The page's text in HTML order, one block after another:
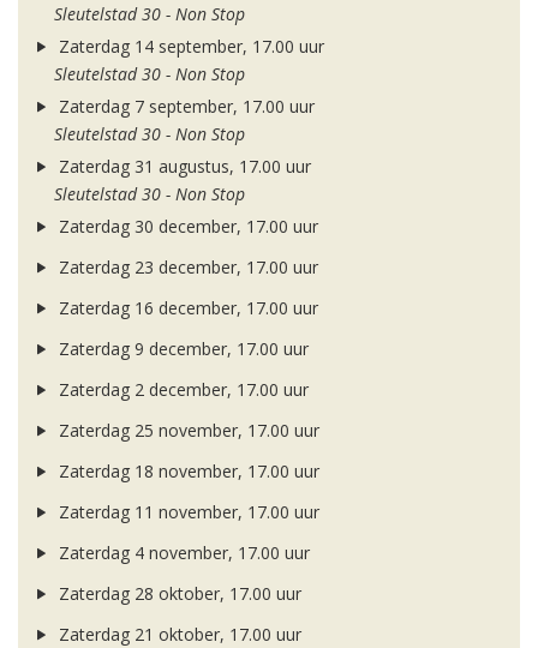
Sleutelstad 30 - Non Stop
Zaterdag 14 september, 17.00 uur
Sleutelstad 30 - Non Stop
Zaterdag 7 september, 17.00 uur
Sleutelstad 30 - Non Stop
Zaterdag 31 augustus, 17.00 uur
Sleutelstad 30 - Non Stop
Zaterdag 30 december, 17.00 uur
Zaterdag 23 december, 17.00 uur
Zaterdag 16 december, 17.00 uur
Zaterdag 9 december, 17.00 uur
Zaterdag 2 december, 17.00 uur
Zaterdag 25 november, 17.00 uur
Zaterdag 18 november, 17.00 uur
Zaterdag 11 november, 17.00 uur
Zaterdag 4 november, 17.00 uur
Zaterdag 28 oktober, 17.00 uur
Zaterdag 21 oktober, 17.00 uur